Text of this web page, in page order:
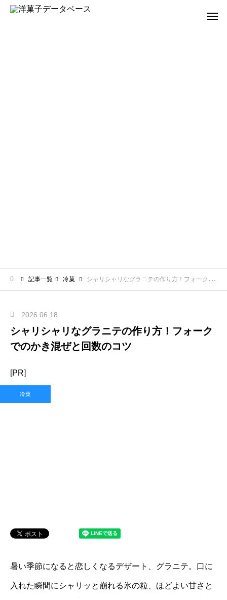
記事一覧 冷菓 シャリシャリなグラニテの作り方！フォークでのかき混ぜと回数のコツ
2026.06.18
シャリシャリなグラニテの作り方！フォーク
でのかき混ぜと回数のコツ
[PR]
冷菓
暑い季節になると恋しくなるデザート、グラニテ。口に
入れた瞬間にシャリッと崩れる氷の粒、ほどよい甘さと